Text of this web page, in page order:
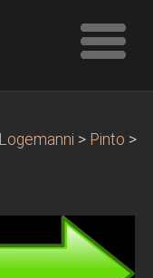
Logemanni > Pinto >